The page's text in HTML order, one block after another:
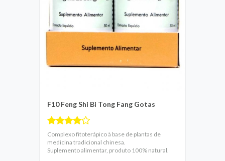
F10 Feng Shi Bi Tong Fang Gotas
Complexo fitoterápico à base de plantas de
medicina tradicional chinesa.
Suplemento alimentar, produto 100% natural.